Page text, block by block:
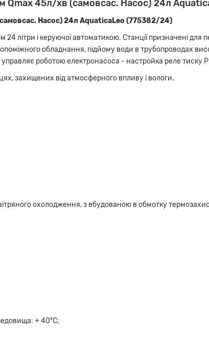
Qmax 45л/хв (самовсас. Насос) 24л
Насос) 24л AquaticaLeo (775382/24)
24 літри і керуючої автоматикою. Станції призначені для
обладнання, підйому води в трубопроводах
управляє роботою електронасоса - настройка реле
захищених від атмосферного впливу і вологи.
охолодження, з вбудованою в обмотку
+ 40ºC;